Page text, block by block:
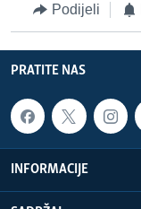
Podijeli
PRATITE NAS
INFORMACIJE